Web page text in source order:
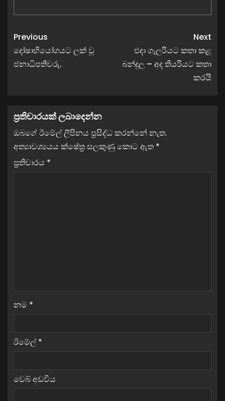
Previous
දෝෂාභියෝගයට ලක් වූ
ජනාධිපතිවරු.
Next
එදා ගැලරියට කතා කළ
බන්දුල – අද තියරියට කතා
කරයි
ප්‍රතිචාරයක් ලබාදෙන්න
ඔබගේ ඊමේල් ලිපිනය ප්‍රසිද්ධ කරන්නේ නැත.
අත්‍යාවශ්‍යයය ක්ෂේත්‍ර සලකුණු කොට ඇත *
ප්‍රතිචාරය *
නම *
ඊමේල් *
වෙබ් අඩවිය